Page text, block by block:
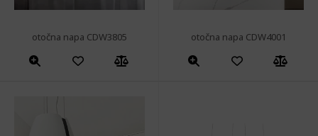
otočna napa CDW3805 otočna napa CDW4001